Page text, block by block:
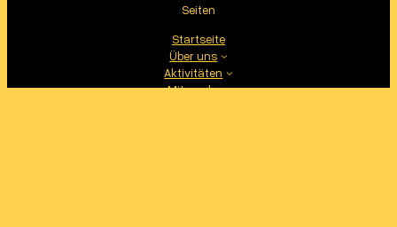
Seiten
Startseite
Über uns
Aktivitäten
Mitmachen